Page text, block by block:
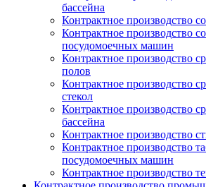
бассейна
Контрактное производство
Контрактное производство
посудомоечных машин
Контрактное производство
полов
Контрактное производство
стекол
Контрактное производство
бассейна
Контрактное производство
Контрактное производство
посудомоечных машин
Контрактное производство